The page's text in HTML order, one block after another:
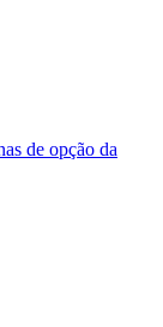
de opção da